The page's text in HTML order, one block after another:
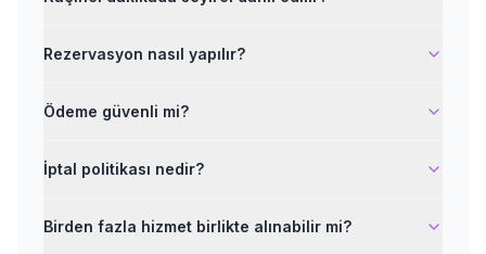
Rezervasyon nasıl yapılır?
Ödeme güvenli mi?
İptal politikası nedir?
Birden fazla hizmet birlikte alınabilir mi?